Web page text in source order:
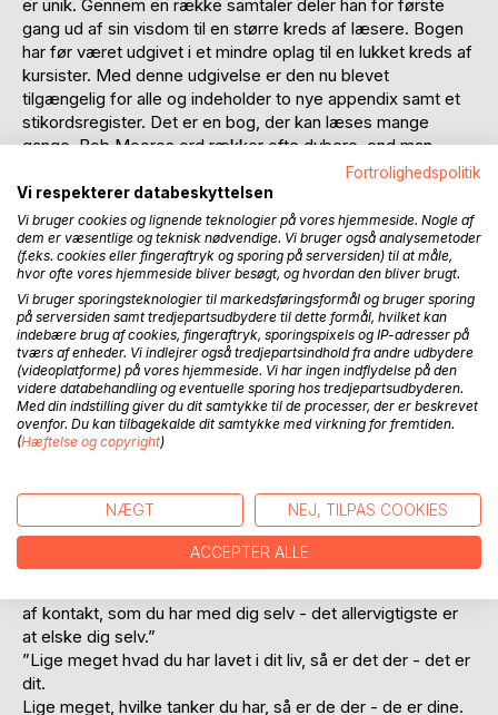
er unik. Gennem en række samtaler deler han for første
gang ud af sin visdom til en større kreds af læsere. Bogen
har før været udgivet i et mindre oplag til en lukket kreds af
kursister. Med denne udgivelse er den nu blevet
tilgængelig for alle og indeholder to nye appendix samt et
stikordsregister. Det er en bog, der kan læses mange
gange. Bob Moores ord rækker ofte dybere, end man
Bogen omhandler først og fremmest ﬁlosoﬁen bag Bob
Moores arbejde. I Bob Moores lære går vejen til at forstå
og hjælpe andre igennem arbejdet med at forstå og hjælpe
sig selv. Det er gennem erkendelsen af, at det er ud fra
forbindelsen til vores spirituelle kvaliteter, at vi kan forstå
og transformere vores problemer. Den bygger på en viden
om menneskets energistrukturer og på en dyb forståelse
af, hvordan vi kan arbejde med disse energistrukturer.
Gennem arbejde med os selv og vores energistrukturer har
vi mulighed for at opnå en mere ægte forbindelse til os selv
− og dermed til andre mennesker.
”At forstå dig selv betyder at arbejde med dig selv, og at
arbejde med dig selv betyder
at gå dybere, mens du kigger på forskellige
af kontakt, som du har med dig selv - det allervigtigste er
at elske dig selv.”
”Lige meget hvad du har lavet i dit liv, så er det der - det er
dit.
Lige meget, hvilke tanker du har, så er de der - de er dine.
Fortrolighedspolitik
Vi respekterer databeskyttelsen
Vi bruger cookies og lignende teknologier på vores hjemmeside. Nogle af
dem er væsentlige og teknisk nødvendige. Vi bruger også analysemetoder
(f.eks. cookies eller fingeraftryk og sporing på serversiden) til at måle,
hvor ofte vores hjemmeside bliver besøgt, og hvordan den bliver brugt.
Vi bruger sporingsteknologier til markedsføringsformål og bruger sporing
på serversiden samt tredjepartsudbydere til dette formål, hvilket kan
indebære brug af cookies, fingeraftryk, sporingspixels og IP-adresser på
tværs af enheder. Vi indlejrer også tredjepartsindhold fra andre udbydere
(videoplatforme) på vores hjemmeside. Vi har ingen indflydelse på den
videre databehandling og eventuelle sporing hos tredjepartsudbyderen.
Med din indstilling giver du dit samtykke til de processer, der er beskrevet
ovenfor. Du kan tilbagekalde dit samtykke med virkning for fremtiden.
(Hæftelse og copyright)
NÆGT NEJ, TILPAS COOKIES
ACCEPTER ALLE